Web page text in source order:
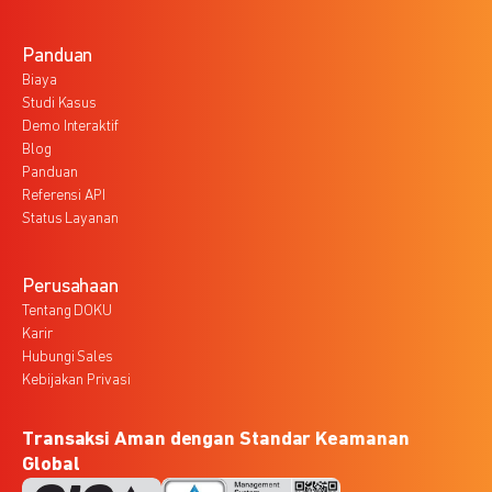
Panduan
Biaya
Studi Kasus
Demo Interaktif
Blog
Panduan
Referensi API
Status Layanan
Perusahaan
Tentang DOKU
Karir
Hubungi Sales
Kebijakan Privasi
Transaksi Aman dengan Standar Keamanan
Global